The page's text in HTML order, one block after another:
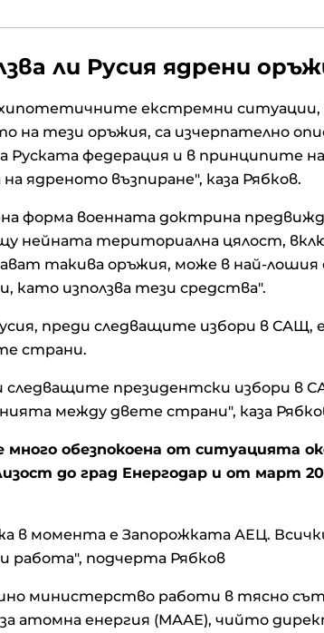
ли Русия ядрени
хипотетичните екстремни ситуации,
на тези оръжия, са изчерпателно
Руската федерация и в принципите
ядреното възпиране", каза Рябков.
форма военната доктрина
нейната териториална цялост,
такива оръжия, може в най-лошия
като използва тези средства".
преди следващите избори в САЩ,
страни.
следващите президентски избори в
между двете страни", каза
много обезпокоена от ситуацията
до град Енергодар и от март
в момента е Запорожката АЕЦ.
работа", подчерта Рябков
министерство работи в тясно
атомна енергия (МААЕ), чийто
няма